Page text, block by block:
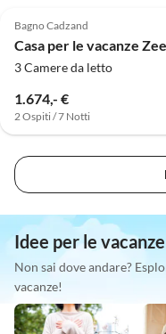
Bagno Cadzand
3 Camere da letto
1.674,- €
2 Ospiti / 7 Notti
Idee per le vacanze
Non sai dove andare?
vacanze!